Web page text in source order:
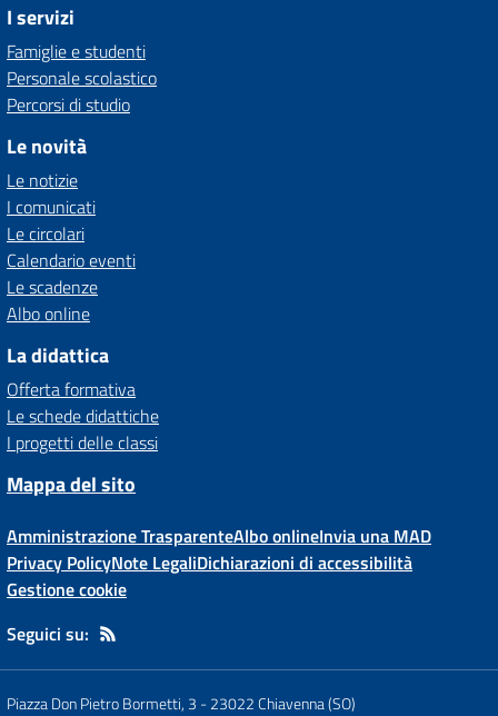
I servizi
Famiglie e studenti
Personale scolastico
Percorsi di studio
Le novità
Le notizie
I comunicati
Le circolari
Calendario eventi
Le scadenze
Albo online
La didattica
Offerta formativa
Le schede didattiche
I progetti delle classi
Mappa del sito
Amministrazione TrasparenteAlbo onlineInvia una MAD
Privacy PolicyNote LegaliDichiarazioni di accessibilità
Gestione cookie
Seguici su:
Piazza Don Pietro Bormetti, 3 -23022 Chiavenna (SO)